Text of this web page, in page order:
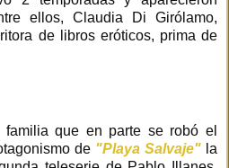
ellos, Claudia Di Girólamo,
de libros eróticos, prima de
familia que en parte se robó el
de "Playa Salvaje" la